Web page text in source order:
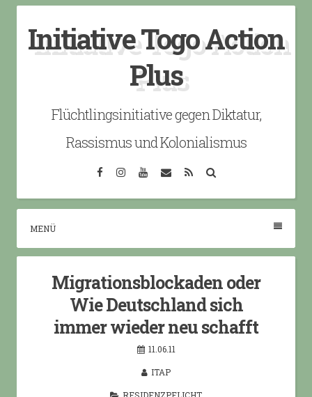
content
Initiative Togo Action
Plus
Flüchtlingsinitiative gegen Diktatur,
Rassismus und Kolonialismus
FacebookInstagramYouTube
EmailRSS
MENÜ
Migrationsblockaden oder
Wie Deutschland sich
immer wieder neu schafft
11.06.11
ITAP